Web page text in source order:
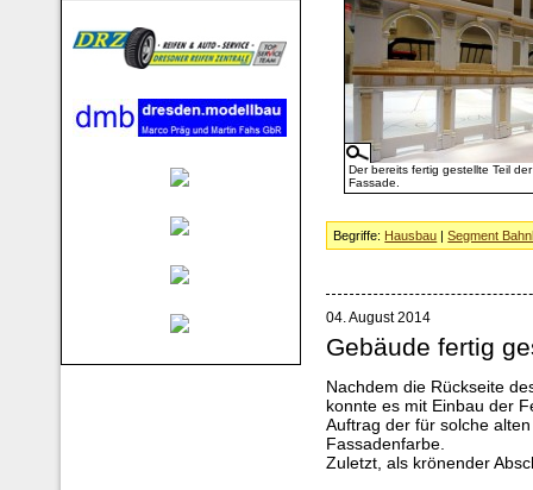
Der bereits fertig gestellte Teil der
Fassade.
Begriffe: Hausbau |Segment
04. August 2014
Gebäude fertig
Nachdem die Rückseite
konnte es mit Einbau der
Auftrag der für solche
Fassadenfarbe.
Zuletzt, als krönender